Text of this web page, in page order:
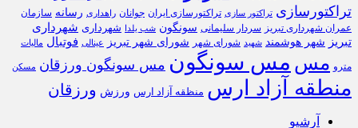
تراکتورسازی تراکتور سازی تراکتورسازی ایران جوانان راهداری رسانه سازمان
عمران شهرداری تبریز سردار سلیمانی سونگون شب یلدا شهرداری شهرداری
تبریز شهر هوشمند شهید شورای شهر شورای شهر تبریز عینالی فوتبال مالیات
مترو مس مس سونگون مس سونگون ورزقان مسکن
منطقه آزاد ارس منظقه آزاد ارس ورزش ورزقان
آرشیو